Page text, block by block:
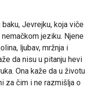
Jevrejku, koja viče
jeziku. Njene
ljubav, mržnja i
da nisu u pitanju hevi
Ona kaže da u životu
za čim i ne razmišlja o